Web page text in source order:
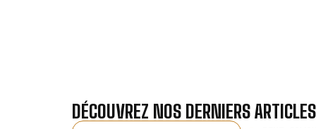
DÉCOUVREZ NOS DERNIERS